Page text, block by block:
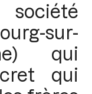
sur-
qui
qui